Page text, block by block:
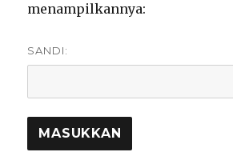
menampilkannya:
SANDI: